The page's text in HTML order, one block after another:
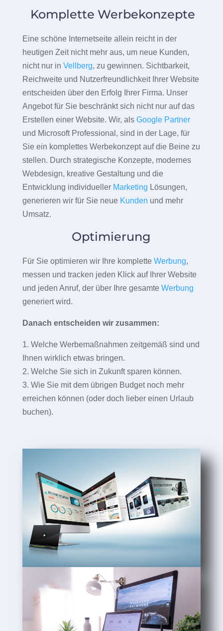
Komplette Werbekonzepte
Eine schöne Internetseite allein reicht in der
heutigen Zeit nicht mehr aus, um neue Kunden,
nicht nur in Vellberg, zu gewinnen. Sichtbarkeit,
Reichweite und Nutzerfreundlichkeit Ihrer Website
entscheiden über den Erfolg Ihrer Firma. Unser
Angebot für Sie beschränkt sich nicht nur auf das
Erstellen einer Website. Wir, als Google Partner
und Microsoft Professional, sind in der Lage, für
Sie ein komplettes Werbekonzept auf die Beine zu
stellen. Durch strategische Konzepte, modernes
Webdesign, kreative Gestaltung und die
Entwicklung individueller Marketing Lösungen,
generieren wir für Sie neue Kunden und mehr
Umsatz.
Optimierung
Für Sie optimieren wir Ihre komplette Werbung,
messen und tracken jeden Klick auf Ihrer Website
und jeden Anruf, der über Ihre gesamte Werbung
generiert wird.
Danach entscheiden wir zusammen:
1. Welche Werbemaßnahmen zeitgemäß sind und
Ihnen wirklich etwas bringen.
2. Welche Sie sich in Zukunft sparen können.
3. Wie Sie mit dem übrigen Budget noch mehr
erreichen können (oder doch lieber einen Urlaub
buchen).